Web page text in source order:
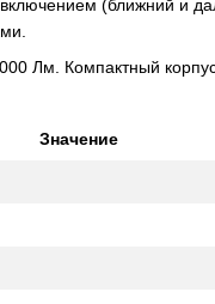
(ближний и
Лм. Компактный
Значение